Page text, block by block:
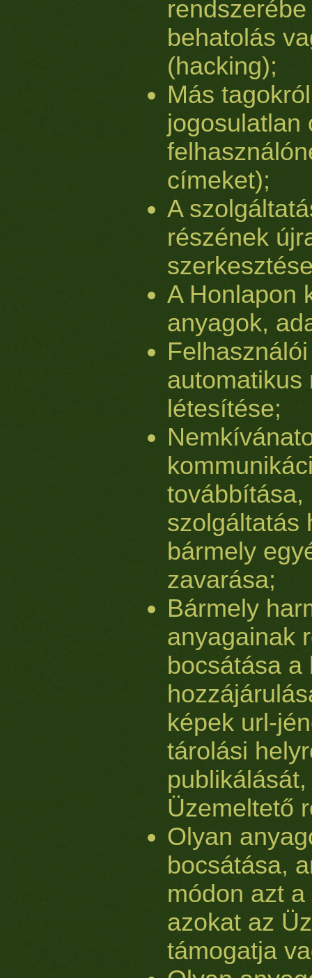
behatolás
(hacking);
Más
jogosulatlan
címeket);
A
részének
A Honlapon
anyagok,
automatikus
létesítése;
továbbítása,
szolgáltatás
bármely
zavarása;
Bármely
anyagainak
bocsátása a
képek url-
tárolási
Üzemeltető
Olyan
bocsátása,
módon azt
azokat az
támogatja